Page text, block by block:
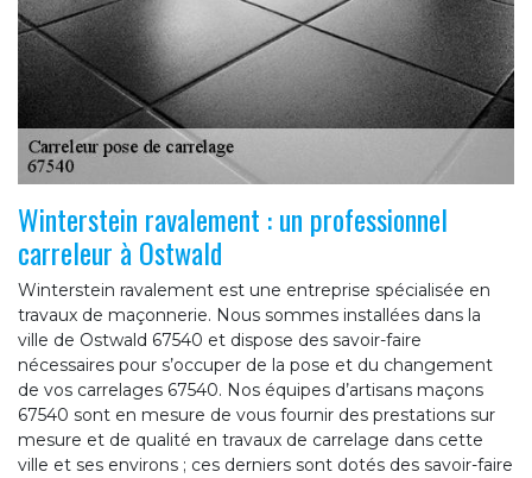
Winterstein ravalement : un professionnel
carreleur à Ostwald
Winterstein ravalement est une entreprise spécialisée en
travaux de maçonnerie. Nous sommes installées dans la
ville de Ostwald 67540 et dispose des savoir-faire
nécessaires pour s’occuper de la pose et du changement
de vos carrelages 67540. Nos équipes d’artisans maçons
67540 sont en mesure de vous fournir des prestations sur
mesure et de qualité en travaux de carrelage dans cette
ville et ses environs ; ces derniers sont dotés des savoir-faire